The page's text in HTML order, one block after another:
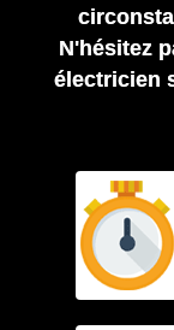
N'hésitez
électricien